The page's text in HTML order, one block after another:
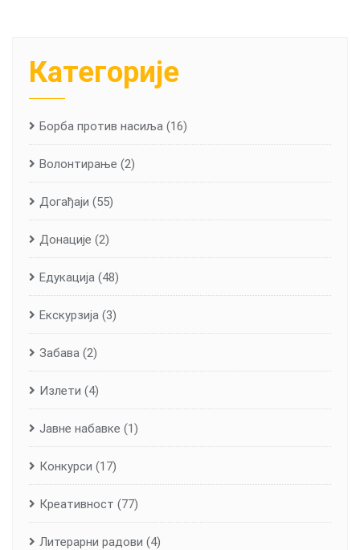
Категорије
Борба против насиља (16)
Волонтирање (2)
Догађаји (55)
Донације (2)
Едукација (48)
Екскурзија (3)
Забава (2)
Излети (4)
Јавне набавке (1)
Конкурси (17)
Креативност (77)
Литерарни радови (4)